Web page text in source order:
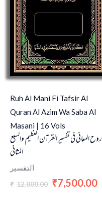
Ruh Al Mani Fi Tafsir Al
Quran Al Azim Wa Saba Al
Masani | 16 Vols
روح المعاني في تفسير القرآن العظيم والسبع
المثاني
التفسير
₹ 12,000.00 ₹7,500.00